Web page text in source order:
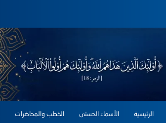
الرئيسية الأسماء الحسنى الخطب والمحاضرات